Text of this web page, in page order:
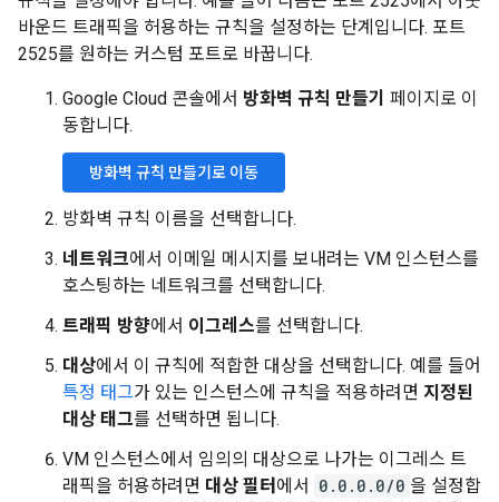
바운드 트래픽을 허용하는 규칙을 설정하는 단계입니다. 포트
2525를 원하는 커스텀 포트로 바꿉니다.
Google Cloud 콘솔에서 방화벽 규칙 만들기 페이지로 이
동합니다.
방화벽 규칙 만들기로 이동
방화벽 규칙 이름을 선택합니다.
네트워크에서 이메일 메시지를 보내려는 VM 인스턴스를
호스팅하는 네트워크를 선택합니다.
트래픽 방향에서 이그레스를 선택합니다.
대상에서 이 규칙에 적합한 대상을 선택합니다. 예를 들어
특정 태그가 있는 인스턴스에 규칙을 적용하려면 지정된
대상 태그를 선택하면 됩니다.
VM 인스턴스에서 임의의 대상으로 나가는 이그레스 트
래픽을 허용하려면 대상 필터 에서 0.0.0.0/0 을 설정합